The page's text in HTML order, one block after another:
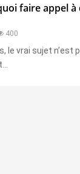
faire appel
400
le vrai sujet n’est